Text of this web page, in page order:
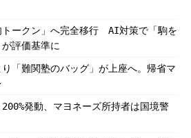
トークン」へ完全移行 AI対策で「駒を
評価基準に
「難関塾のバッグ」が上座へ。帰省マ
発動、マヨネーズ所持者は国境警